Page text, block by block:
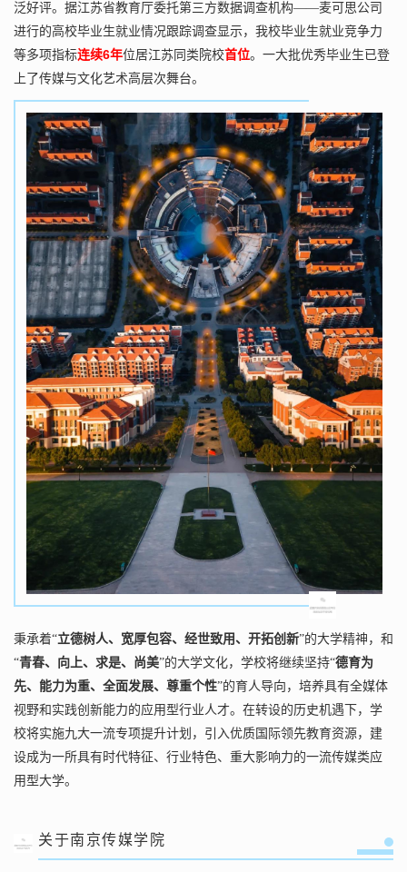
泛好评。 据江苏省教育厅委托第三方数据调查机构——麦可思公司
进行的高校毕业生就业情况跟踪调查显示，我校毕业生就业竞争力
等多项指标连续6年位居江苏同类院校首位。一大批优秀毕业生已登
上了传媒与文化艺术高层次舞台。
秉承着“立德树人、宽厚包容、经世致用、开拓创新”的大学精神，和
“青春、向上、求是、尚美”的大学文化，学校将继续坚持“德育为
先、能力为重、全面发展、尊重个性”的育人导向，培养具有全媒体
视野和实践创新能力的应用型行业人才。 在转设的历史机遇下，学
校将实施九大一流专项提升计划，引入优质国际领先教育资源，建
设成为一所具有时代特征、行业特色、重大影响力的一流传媒类应
用型大学。
关于南京传媒学院